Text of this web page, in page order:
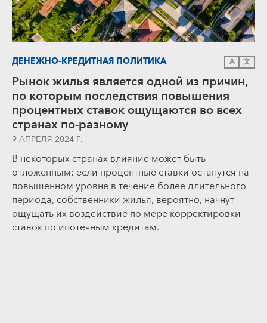
ДЕНЕЖНО-КРЕДИТНАЯ ПОЛИТИКА A 文
Рынок жилья является одной из причин,
по которым последствия повышения
процентных ставок ощущаются во всех
странах по-разному
9 АПРЕЛЯ 2024 Г.
В некоторых странах влияние может быть
отложенным: если процентные ставки останутся на
повышенном уровне в течение более длительного
периода, собственники жилья, вероятно, начнут
ощущать их воздействие по мере корректировки
ставок по ипотечным кредитам.